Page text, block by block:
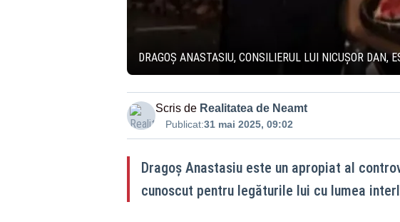
DRAGOȘ ANASTASIU, CONSILIERUL LUI NICUȘOR DAN,
Scris de Realitatea de Neamt
Publicat:31 mai 2025, 09:02
Dragoș Anastasiu este un apropiat al
cunoscut pentru legăturile lui cu lumea